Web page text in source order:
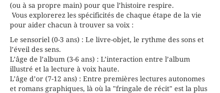
(ou à sa propre main) pour que l’histoire respire.
Vous explorerez les spécificités de chaque étape de la vie
pour aider chacun à trouver sa voix :
Le sensoriel (0-3 ans) : Le livre-objet, le rythme des sons et
l’éveil des sens.
L’âge de l’album (3-6 ans) : L’interaction entre l’album
illustré et la lecture à voix haute.
L’âge d’or (7-12 ans) : Entre premières lectures autonomes
et romans graphiques, là où la "fringale de récit" est la plus